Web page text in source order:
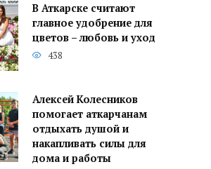
В Аткарске считают
главное удобрение для
цветов – любовь и уход
438
Алексей Колесников
помогает аткарчанам
отдыхать душой и
накапливать силы для
дома и работы